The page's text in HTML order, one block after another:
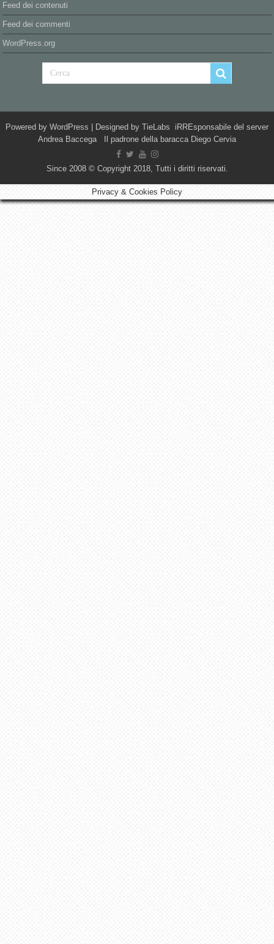
Feed dei contenuti
Feed dei commenti
WordPress.org
Powered by WordPress | Designed by TieLabs iRREsponsabile del server
Andrea Baccega Il padrone della baracca Diego Cervia
Since 2008 © Copyright 2018, Tutti i diritti riservati.
Privacy & Cookies Policy